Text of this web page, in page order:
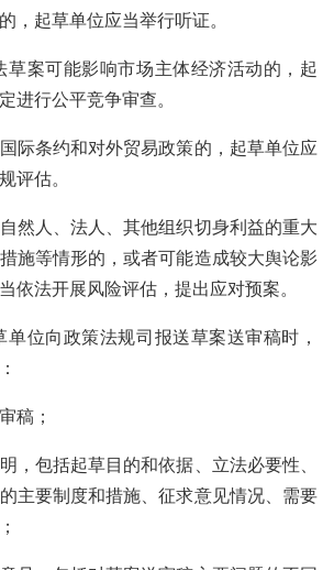
，起草单位应当举行听证。
草案可能影响市场主体经济活动的，起
进行公平竞争审查。
际条约和对外贸易政策的，起草单位应
评估。
然人、法人、其他组织切身利益的重大
施等情形的，或者可能造成较大舆论影
依法开展风险评估，提出应对预案。
单位向政策法规司报送草案送审稿时，
稿 ；
，包括起草目的和依据、立法必要性、
主要制度和措施 、征求意见情况、需要